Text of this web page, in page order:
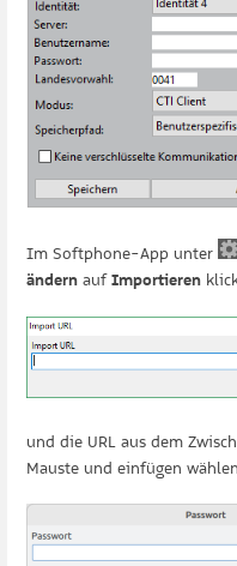
Im Softphone-App unter
ändern aufImportieren
und die URL aus dem
Mauste und einfügen